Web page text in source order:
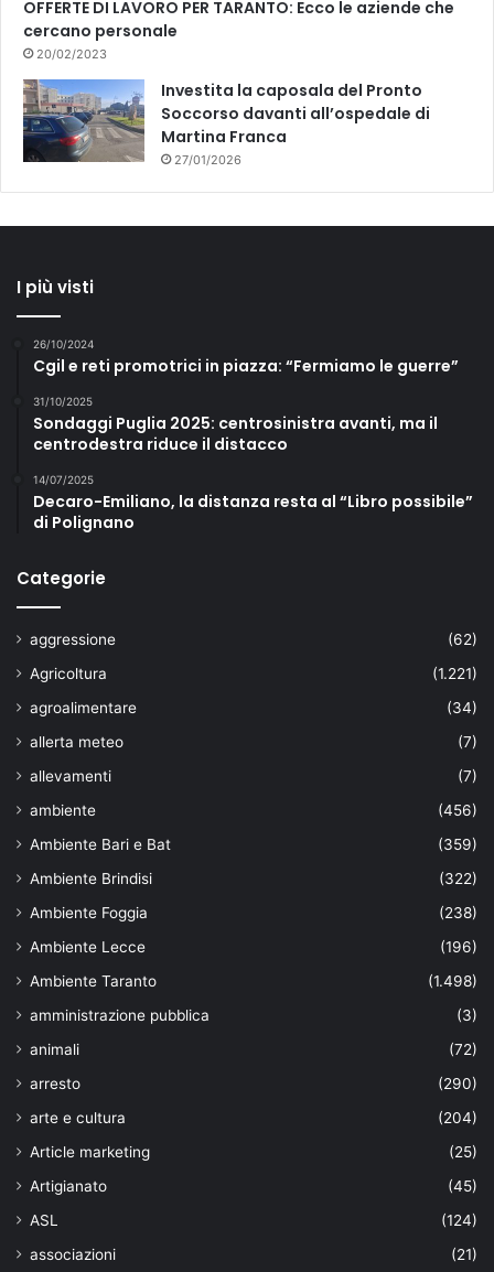
OFFERTE DI LAVORO PER TARANTO: Ecco le aziende che
cercano personale
20/02/2023
Investita la caposala del Pronto
Soccorso davanti all’ospedale di
Martina Franca
27/01/2026
I più visti
26/10/2024
Cgil e reti promotrici in piazza: “Fermiamo le guerre”
31/10/2025
Sondaggi Puglia 2025: centrosinistra avanti, ma il
centrodestra riduce il distacco
14/07/2025
Decaro-Emiliano, la distanza resta al “Libro possibile”
di Polignano
Categorie
aggressione
(62)
Agricoltura
(1.221)
agroalimentare
(34)
allerta meteo
(7)
allevamenti
(7)
ambiente
(456)
Ambiente Bari e Bat
(359)
Ambiente Brindisi
(322)
Ambiente Foggia
(238)
Ambiente Lecce
(196)
Ambiente Taranto
(1.498)
amministrazione pubblica
(3)
animali
(72)
arresto
(290)
arte e cultura
(204)
Article marketing
(25)
Artigianato
(45)
ASL
(124)
associazioni
(21)